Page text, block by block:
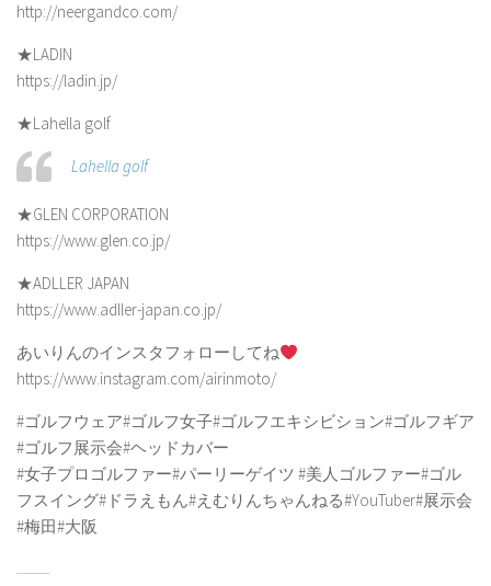
http://neergandco.com/
★LADIN
https://ladin.jp/
★Lahella golf
Lahella golf
★GLEN CORPORATION
https://www.glen.co.jp/
★ADLLER JAPAN
https://www.adller-japan.co.jp/
あいりんのインスタフォローしてね
https://www.instagram.com/airinmoto/
#ゴルフウェア#ゴルフ女子#ゴルフエキシビション#ゴルフギア
#ゴルフ展示会#ヘッドカバー
#女子プロゴルファー#パーリーゲイツ #美人ゴルファー#ゴル
フスイング#ドラえもん#えむりんちゃんねる#YouTuber#展示会
#梅田#大阪